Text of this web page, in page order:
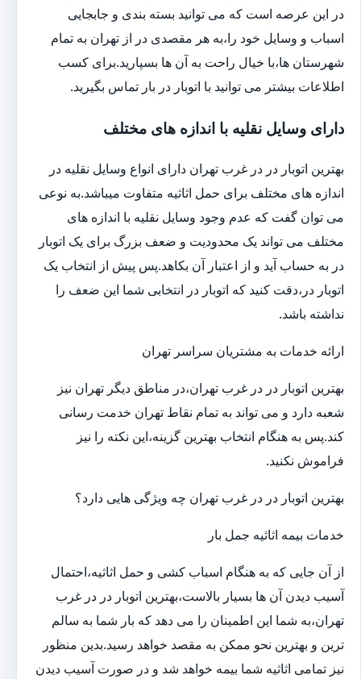
در این عرصه است که می توانید بسته بندی و جابجایی
اسباب و وسایل خود را،به هر مقصدی در از تهران به تمام
شهرستان ها،با خیال راحت به آن ها بسپارید.برای کسب
اطلاعات بیشتر می توانید با اتوبار در بار تماس بگیرید.
دارای وسایل نقلیه با اندازه های مختلف
بهترین اتوبار در در غرب تهران دارای انواع وسایل نقلیه در
اندازه های مختلف برای حمل اثاثیه متفاوت می‎باشد.به نوعی
می توان گفت که عدم وجود وسایل نقلیه با اندازه های
مختلف می تواند یک محدودیت و ضعف بزرگ برای یک اتوبار
در به حساب آید و از اعتبار آن بکاهد.پس پیش از انتخاب یک
اتوبار در،دقت کنید که اتوبار در انتخابی شما این ضعف را
نداشته باشد.
ارائه خدمات به مشتریان سراسر تهران
بهترین اتوبار در در غرب تهران،در مناطق دیگر تهران نیز
شعبه دارد و می تواند به تمام نقاط تهران خدمت رسانی
کند.پس به هنگام انتخاب بهترین گزینه،این نکته را نیز
فراموش نکنید.
بهترین اتوبار در در غرب تهران چه ویژگی هایی دارد؟
خدمات بیمه اثاثیه جمل بار
از آن جایی که به هنگام اسباب کشی و حمل اثاثیه،احتمال
آسیب دیدن آن ها بسیار بالاست،بهترین اتوبار در در غرب
تهران،به شما این اطمینان را می دهد که بار شما به سالم
ترین و بهترین نحو ممکن به مقصد خواهد رسید.بدین منظور
نیز تمامی اثاثیه شما بیمه خواهد شد و در صورت آسیب دیدن